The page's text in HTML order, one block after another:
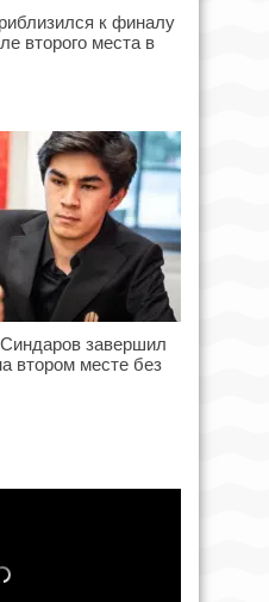
к финалу
второго места в
завершил
втором месте без